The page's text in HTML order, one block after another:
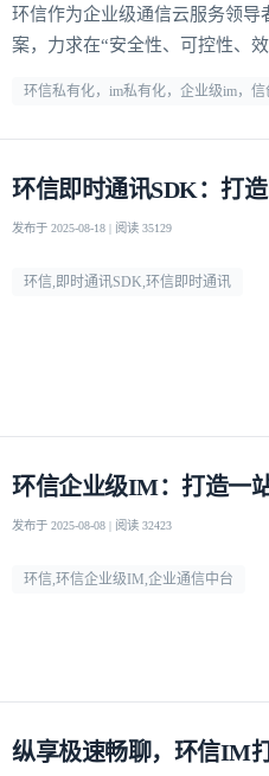
环信作为企业级通信云服务领导
案，力求在“安全性、可控性、
环信私有化，im私有化，企业级im，信
环信即时通讯SDK：打
发布于 2025-08-18 | 阅读 35129
环信,即时通讯SDK,环信即时通讯
环信企业级IM：打造一
发布于 2025-08-08 | 阅读 32423
环信,环信企业级IM,企业通信中台
纵享极速畅聊，环信IM